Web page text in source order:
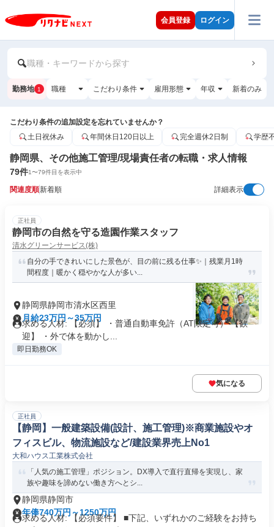
会員登録 ログイン
職種・キーワードから探す
勤務地 1 職種 こだわり条件 雇用形態 年収 新着のみ
こだわり条件の追加設定を忘れていませんか？
土日祝休み
年間休日120日以上 完全週休2日制 学歴
静岡県、その他施工管理/現場責任者の転職・求人情報
79件1〜79件目を表示中
関連度順新着順 詳細表示
正社員
静岡市の自然を守る造園作業スタッフ
清水グリーンサービス(株)
自分の手できれいにした景色が、目の前に残る仕事✨｜残業月1時
間程度｜暖かく穏やかな人が多い...
静岡県静岡市清水区西里
月給23万円～35万円
求める人材: 【必須】 ・普通自動車免許（AT限定可） 【歓
迎】 ・外で体を動かし...
即日勤務OK
気になる
正社員
【静岡】一般建築設備(設計、施工管理)※商業施設やオ
フィスビル、物流施設など/建設業界売上No1
大和ハウス工業株式会社
「人気の施工管理」ポジション。DX導入で直行直帰を実現し、家
族や趣味を諦めない働き方へとシ...
静岡県静岡市
年俸740万円～1250万円
求める人材: 【必須要件】 ■下記、いずれかのご経験をお持ち